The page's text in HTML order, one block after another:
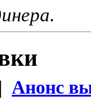
Анонс